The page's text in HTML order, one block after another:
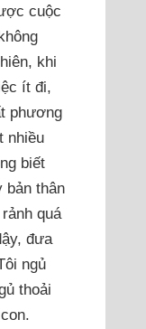
cuộc
khi
ít đi,
phương
nhiều
biết
bản thân
quá
đưa
ngủ
thoải